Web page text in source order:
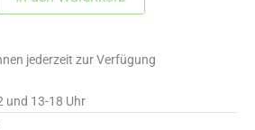
jederzeit zur Verfügung
und 13-18 Uhr